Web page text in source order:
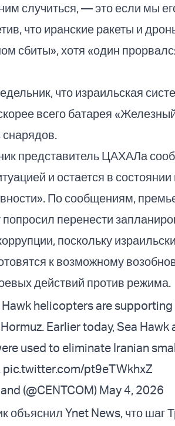
случиться, — это если мы
что иранские ракеты и
сбиты», хотя «один
что израильская
всего батарея
снарядов.
представитель ЦАХАЛа
и остается в
По сообщениям,
перенести
поскольку
к возможному
действий против режима.
Hawk helicopters are
Earlier today, Sea Hawk
used to eliminate Iranian
pic.twitter.com/pt9eTWkhxZ
(@CENTCOM) May 4, 2026
объяснил Ynet News, что шаг